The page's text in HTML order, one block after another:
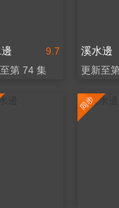
9.7
第 74 集
溪水邊
更新至